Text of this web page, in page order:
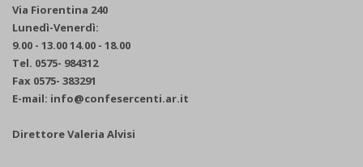
Via Fiorentina 240
Lunedì-Venerdì:
9.00 - 13.00 14.00 - 18.00
Tel. 0575- 984312
Fax 0575- 383291
E-mail: info@confesercenti.ar.it
Direttore Valeria Alvisi